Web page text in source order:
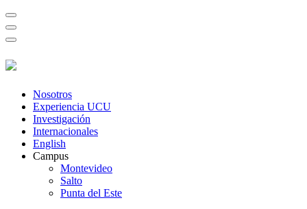
Nosotros
Experiencia UCU
Investigación
Internacionales
English
Campus
Montevideo
Salto
Punta del Este